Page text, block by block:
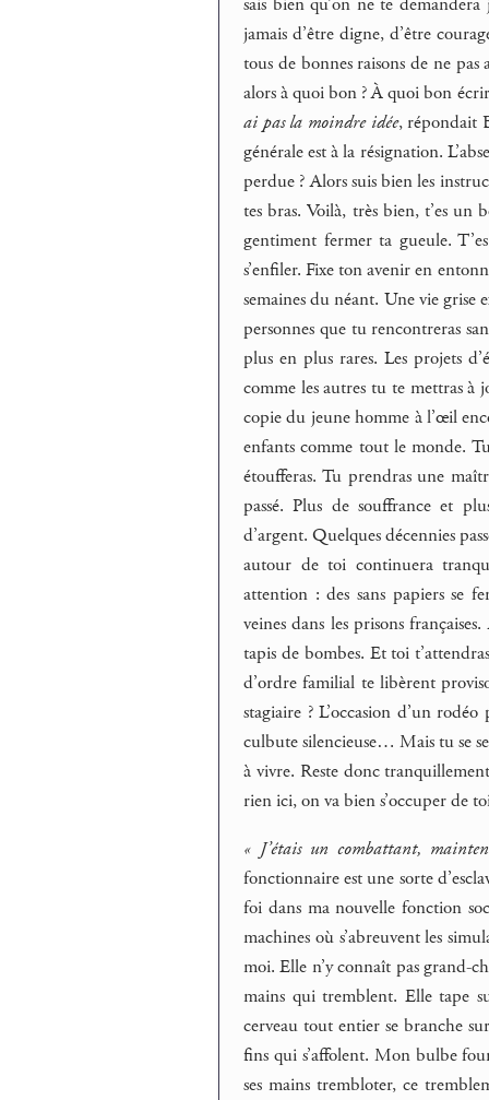
jamais d’être digne, d’être
tous de bonnes raisons de ne
alors à quoi bon ? À quoi bon
ai pas la moindre idée, répondait
générale est à la résignation.
perdue ? Alors suis bien les
tes bras. Voilà, très bien, t’es
gentiment fermer ta gueule.
s’enfiler. Fixe ton avenir en
semaines du néant. Une vie grise
personnes que tu rencontreras
plus en plus rares. Les projets
comme les autres tu te mettras à
copie du jeune homme à l’œil
enfants comme tout le monde.
étoufferas. Tu prendras une
passé. Plus de souffrance et
d’argent. Quelques décennies
autour de toi continuera
attention : des sans papiers se
veines dans les prisons
tapis de bombes. Et toi
d’ordre familial te libèrent
stagiaire ? L’occasion d’un
culbute silencieuse… Mais tu se
à vivre. Reste donc
rien ici, on va bien s’occuper de
« J’étais un combattant,
fonctionnaire est une sorte
foi dans ma nouvelle fonction
machines où s’abreuvent les
moi. Elle n’y connaît pas grand-
mains qui tremblent. Elle tape
cerveau tout entier se branche
fins qui s’affolent. Mon bulbe
ses mains trembloter, ce